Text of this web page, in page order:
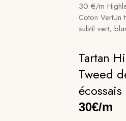
30 €/m
Coton VertUn
subtil vert,
Tartan
Tweed
écossais
30€/m